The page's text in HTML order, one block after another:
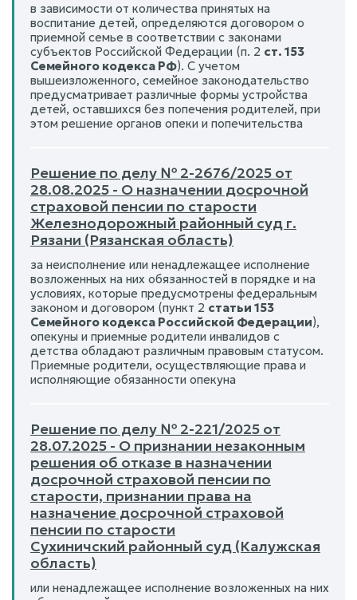
в зависимости от количества принятых на
воспитание детей, определяются договором о
приемной семье в соответствии с законами
субъектов Российской Федерации (п. 2 ст. 153
Семейного кодекса РФ). С учетом
вышеизложенного, семейное законодательство
предусматривает различные формы устройства
детей, оставшихся без попечения родителей, при
этом решение органов опеки и попечительства
Решение по делу № 2-2676/2025 от
28.08.2025 - О назначении досрочной
страховой пенсии по старости
Железнодорожный районный суд г.
Рязани (Рязанская область)
за неисполнение или ненадлежащее исполнение
возложенных на них обязанностей в порядке и на
условиях, которые предусмотрены федеральным
законом и договором (пункт 2 статьи 153
Семейного кодекса Российской Федерации),
опекуны и приемные родители инвалидов с
детства обладают различным правовым статусом.
Приемные родители, осуществляющие права и
исполняющие обязанности опекуна
Решение по делу № 2-221/2025 от
28.07.2025 - О признании незаконным
решения об отказе в назначении
досрочной страховой пенсии по
старости, признании права на
назначение досрочной страховой
пенсии по старости
Сухиничский районный суд (Калужская
область)
или ненадлежащее исполнение возложенных на них